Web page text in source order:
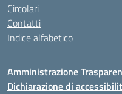
Circolari
Contatti
Indice alfabetico
Amministrazione
Dichiarazione di